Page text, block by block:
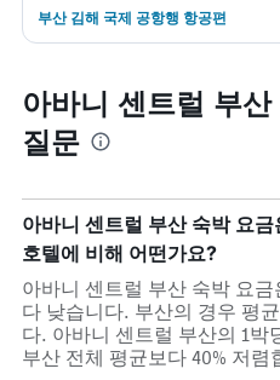
부산 김해 국제 공항행 항공편
아바니 센트럴 부
질문
아바니 센트럴 부산 숙박 요
호텔에 비해 어떤가요?
아바니 센트럴 부산 숙박 요
다 낮습니다. 부산의 경우 평
다. 아바니 센트럴 부산의 1박
부산 전체 평균보다 40% 저렴